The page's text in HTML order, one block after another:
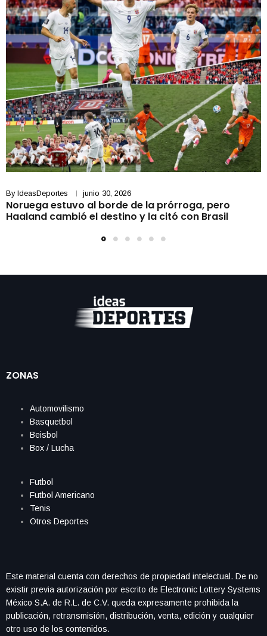
By IdeasDeportes junio 30, 2026
Noruega estuvo al borde de la prórroga, pero
Haaland cambió el destino y la citó con Brasil
ZONAS
Automovilismo
Basquetbol
Beisbol
Box / Lucha
Futbol
Futbol Americano
Tenis
Otros Deportes
Este material cuenta con derechos de propiedad intelectual. De no
existir previa autorización por escrito de Electronic Lottery Systems
México S.A. de R.L. de C.V. queda expresamente prohibida la
publicación, retransmisión, distribución, venta, edición y cualquier
otro uso de los contenidos.